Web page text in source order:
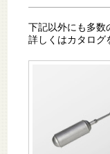
下記以外にも多数
詳しくはカタログ